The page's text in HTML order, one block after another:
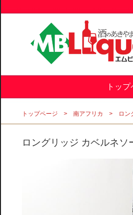
トッ
トップページ 南アフリカ ロン
ロングリッジ カベルネソ